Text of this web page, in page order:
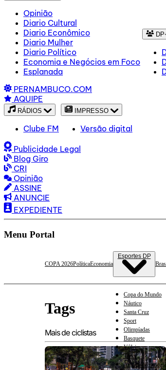
Opinião
Diario Cultural
Diario Econômico
Diario Mulher
Diario Político
Economia e Negócios em Foco
Esplanada
PERNAMBUCO.COM
AQUIPE
RÁDIOS
Clube FM
IMPRESSO
Versão digital
Publicidade Legal
Blog Giro
CRI
Opinião
ASSINE
ANUNCIE
EXPEDIENTE
Menu Portal
COPA 2026PolíticaEconomia
Esportes DP
Copa do Mundo
Náutico
Santa Cruz
Sport
Olimpíadas
Basquete
Vôlei
Tênis
Automobilismo
Tags
Mais de ciclistas